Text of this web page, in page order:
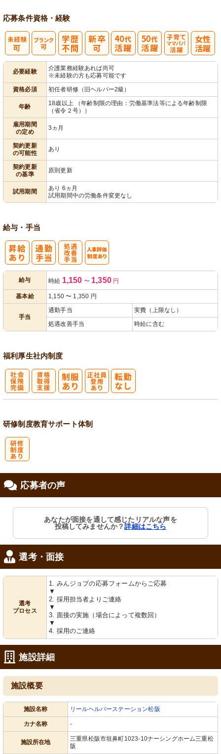
応募条件資格・経験
必要経験
介護業務経験あれば尚可
※未経験の方も応募可能です
資格必須
初任者研修（旧ヘルパー2級）
年齢
18歳以上 （年齢制限の理由：労働基準法等による年齢制限
（省令２号））
雇用期間
の定め
3ヵ月
契約更新
の可能性
あり
契約更新
の基準
原則更新
試用期間
あり 6ヵ月
試用期間中の労働条件変更なし
給与・手当
給与 時給 1,150 〜 1,350円
基本給 1,150 〜 1,350 円
手当
通勤手当
実費（上限なし）
処遇改善手当
時給に含む
福利厚生社内制度
研修制度教育サポート体制
応募者の声
あなたが面接を通して感じたリアルな声を
投稿してみませんか？詳細はこちら
選考・面接
選考
プロセス
1. みんジョブの応募フォームからご応募
▼
2. 採用担当者よりご連絡
▼
3. 面接の実施（場合によって複数回）
▼
4. 採用のご連絡
施設詳細
施設概要
施設名称 リールヘルパーステーション松阪
カナ名称 -
施設所在地
三重県松阪市垣鼻町1023-10ナーシングホーム三重松
阪